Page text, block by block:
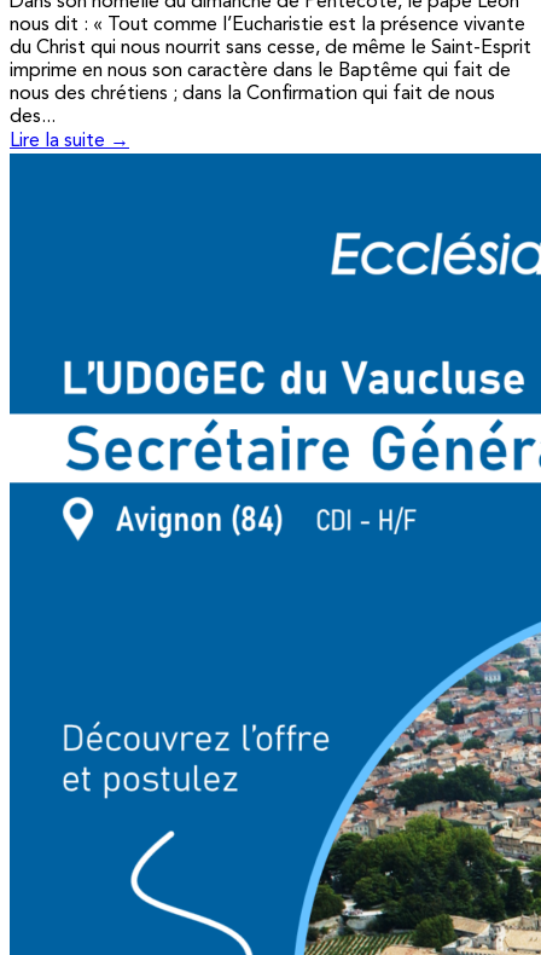
nous dit : « Tout comme l’Eucharistie est la présence vivante
du Christ qui nous nourrit sans cesse, de même le Saint-Esprit
imprime en nous son caractère dans le Baptême qui fait de
nous des chrétiens ; dans la Confirmation qui fait de nous
des...
Lire la suite →